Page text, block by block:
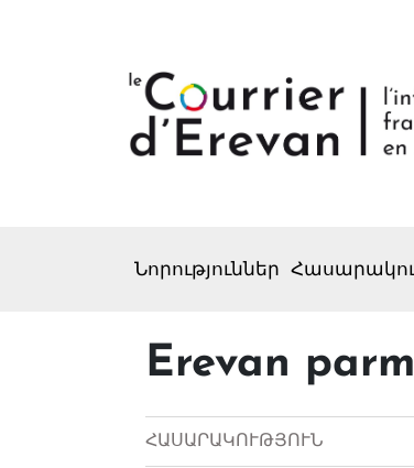
Նորություններ
Erevan
ՀԱՍԱՐԱԿՈՒԹՅՈՒՆ